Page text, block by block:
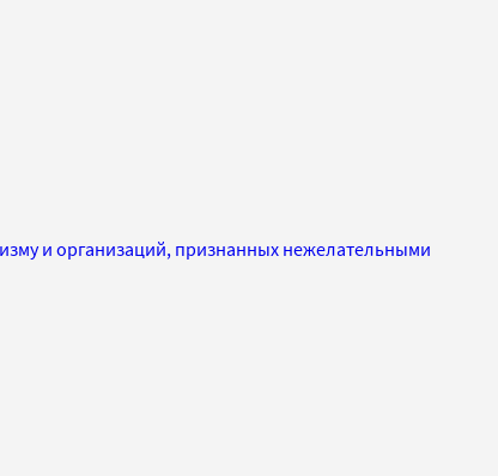
и организаций, признанных нежелательными